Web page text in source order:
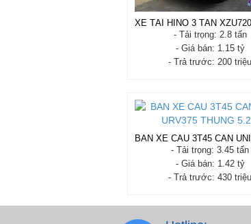
Xem chi tiết Đặt hàng
- Tải trọng: 2.8 tấn
- Giá bán: 1.15 tỷ
- Trả trước: 200 triệu
- Xuất xứ: Nhật Bản
- Tình trạng: Còn hàng
- Tải trọng: 2.8 tấn
- Trả trước: 200 triệu
Xem chi tiết Đặt hàng
- Tải trọng: 3.45 tấn
- Giá bán: 1.42 tỷ
- Trả trước: 430 triệu
URV375 THUNG 5.2M
- Xuất xứ: Nhật bản